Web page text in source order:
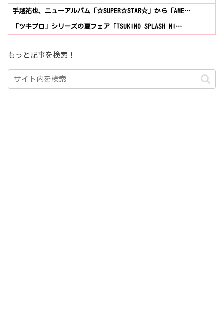
手越祐也、ニューアルバム「☆SUPER☆STAR☆」から「AME…
「ツキプロ」シリーズの夏フェア「TSUKINO SPLASH NI…
もっと記事を検索！